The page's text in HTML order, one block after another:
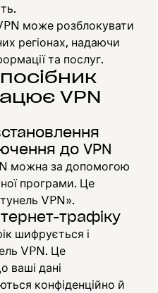
може розблокувати
регіонах, надаючи
та послуг.
VPN
до VPN
можна за допомогою
програми. Це
VPN».
трафіку
шифрується і
VPN. Це
ваші дані
конфіденційно й